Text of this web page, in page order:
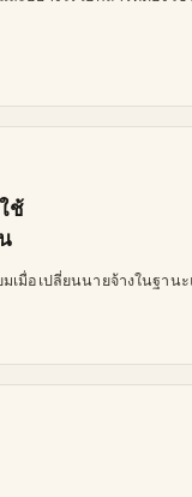
ช้
เมื่อเปลี่ยนนายจ้างในฐานะ